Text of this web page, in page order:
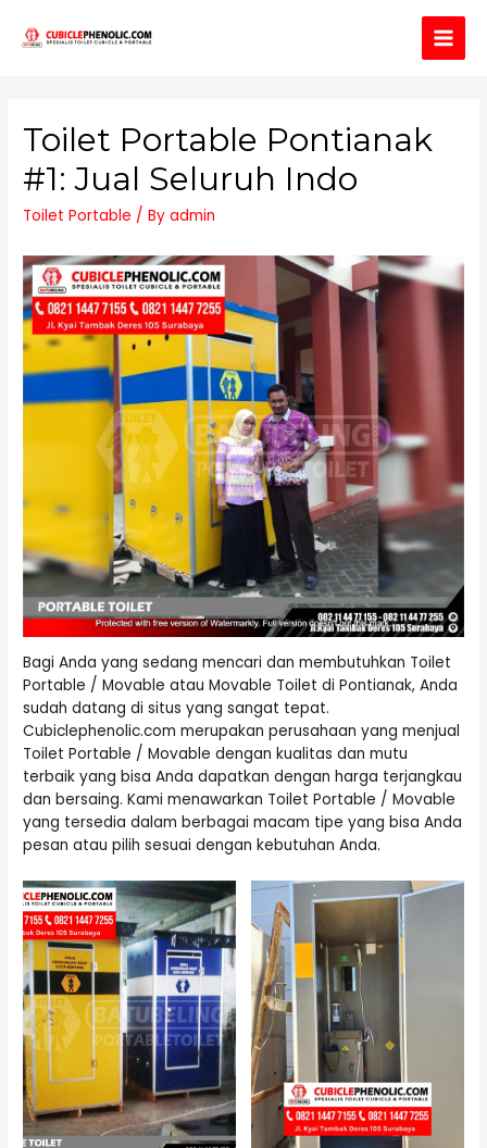
Main
Toilet Portable Pontianak
#1: Jual Seluruh Indo
Toilet Portable / Byadmin
Bagi Anda yang sedang mencari dan membutuhkan Toilet
Portable / Movable atau Movable Toilet di Pontianak, Anda
sudah datang di situs yang sangat tepat.
Cubiclephenolic.com merupakan perusahaan yang menjual
Toilet Portable / Movable dengan kualitas dan mutu
terbaik yang bisa Anda dapatkan dengan harga terjangkau
dan bersaing. Kami menawarkan Toilet Portable / Movable
yang tersedia dalam berbagai macam tipe yang bisa Anda
pesan atau pilih sesuai dengan kebutuhan Anda.